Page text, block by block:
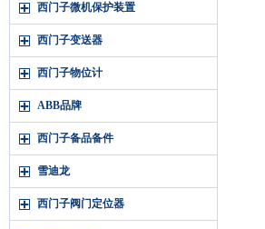
西门子微机保护装置
西门子变送器
西门子物位计
ABB品牌
西门子备品备件
雪迪龙
西门子阀门定位器